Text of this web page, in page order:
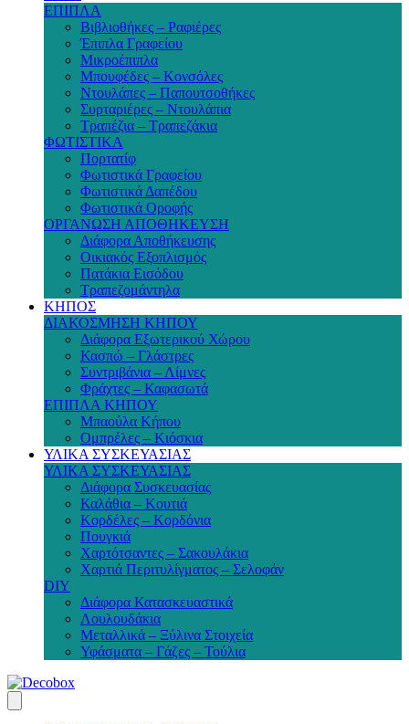
ΕΠΙΠΛΑ
Βιβλιοθήκες – Ραφιέρες
Έπιπλα Γραφείου
Μικροέπιπλα
Μπουφέδες – Κονσόλες
Ντουλάπες – Παπουτσοθήκες
Συρταριέρες – Ντουλάπια
Τραπέζια – Τραπεζάκια
ΦΩΤΙΣΤΙΚΑ
Πορτατίφ
Φωτιστικά Γραφείου
Φωτιστικά Δαπέδου
Φωτιστικά Οροφής
ΟΡΓΑΝΩΣΗ ΑΠΟΘΗΚΕΥΣΗ
Διάφορα Αποθήκευσης
Οικιακός Εξοπλισμός
Πατάκια Εισόδου
Τραπεζομάντηλα
ΚΗΠΟΣ
ΔΙΑΚΟΣΜΗΣΗ ΚΗΠΟΥ
Διάφορα Εξωτερικού Χώρου
Κασπώ – Γλάστρες
Συντριβάνια – Λίμνες
Φράχτες – Καφασωτά
ΕΠΙΠΛΑ ΚΗΠΟΥ
Μπαούλα Κήπου
Ομπρέλες – Κιόσκια
ΥΛΙΚΑ ΣΥΣΚΕΥΑΣΙΑΣ
ΥΛΙΚΑ ΣΥΣΚΕΥΑΣΙΑΣ
Διάφορα Συσκευασίας
Καλάθια – Κουτιά
Κορδέλες – Κορδόνια
Πουγκιά
Χαρτότσαντες – Σακουλάκια
Χαρτιά Περιτυλίγματος – Σελοφάν
DIY
Διάφορα Κατασκευαστικά
Λουλουδάκια
Μεταλλικά – Ξύλινα Στοιχεία
Υφάσματα – Γάζες – Τούλια